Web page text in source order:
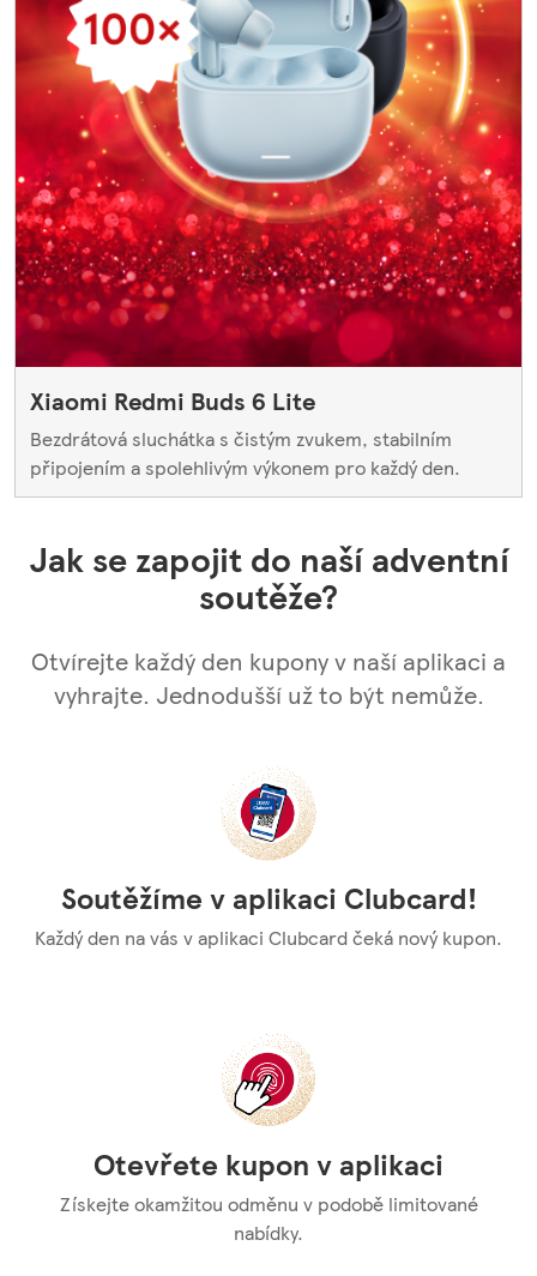
Xiaomi Redmi Buds 6 Lite
Bezdrátová sluchátka s čistým zvukem, stabilním
připojením a spolehlivým výkonem pro každý den.
Jak se zapojit do naší adventní
soutěže?
Otvírejte každý den kupony v naší aplikaci a
vyhrajte. Jednodušší už to být nemůže.
Soutěžíme v aplikaci Clubcard!
Každý den na vás v aplikaci Clubcard čeká nový kupon.
Otevřete kupon v aplikaci
Získejte okamžitou odměnu v podobě limitované
nabídky.